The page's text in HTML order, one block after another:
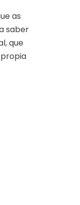
as
saber
que